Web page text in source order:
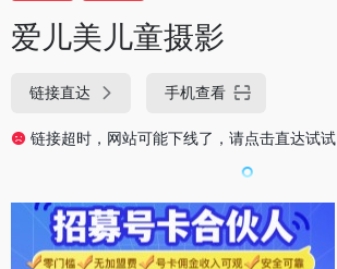
爱儿美儿童摄影
链接直达 手机查看
链接超时，网站可能下线了，请点击直达试试